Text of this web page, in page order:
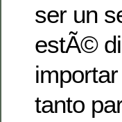
ser un
estÃ©
tanto